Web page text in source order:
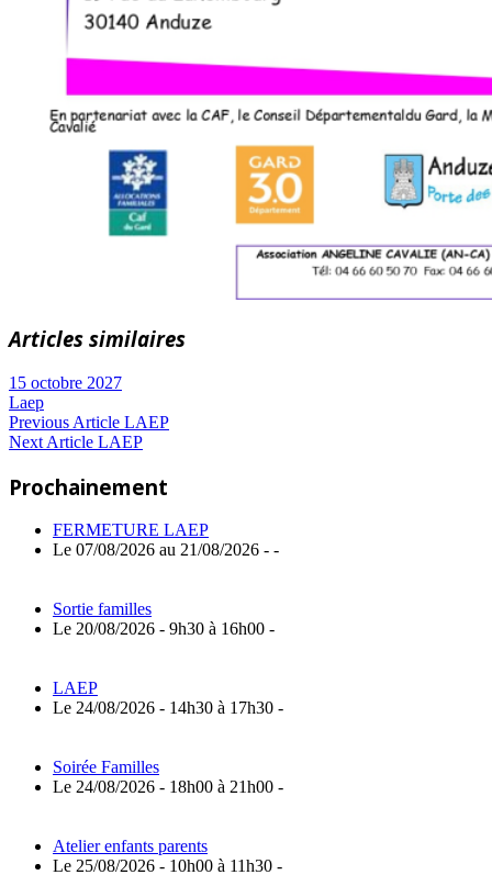
Articles similaires
15 octobre 2027
Laep
Navigation
l’article
Previous ArticlePrevious
Post:
LAEP
Next ArticleNext
LAEP
Prochainement
FERMETURE LAEP
Le 07/08/2026 au 21/08/2026 - -
Sortie familles
Le 20/08/2026 - 9h30 à 16h00 -
LAEP
Le 24/08/2026 - 14h30 à 17h30 -
Soirée Familles
Le 24/08/2026 - 18h00 à 21h00 -
Atelier enfants parents
Le 25/08/2026 - 10h00 à 11h30 -